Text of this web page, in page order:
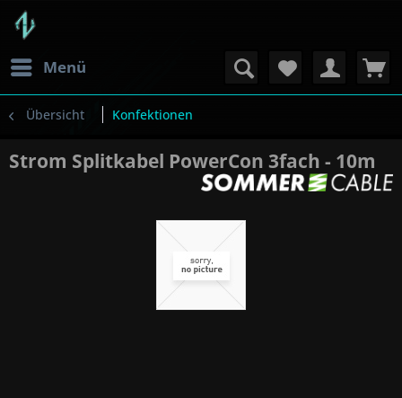
Menü
Übersicht Konfektionen
Strom Splitkabel PowerCon 3fach - 10m